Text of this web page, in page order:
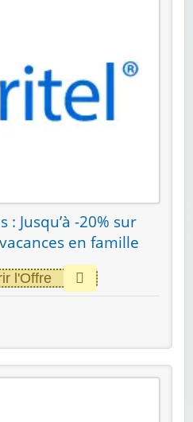
: Jusqu’à -20% sur
en famille
l'Offre